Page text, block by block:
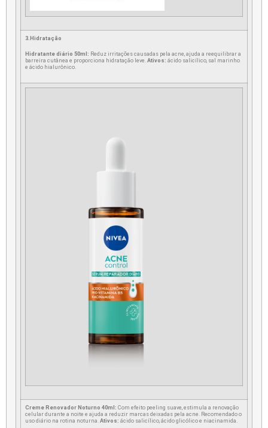
3.Hidratação
Hidratante diário 50ml: Reduz irritações causadas pela acne, ajuda a reequilibrar a
barreira cutânea e proporciona hidratação leve. Ativos: ácido salicílico, sal marinho
e ácido hialurônico.
Creme Renovador Noturno 40ml: Com efeito peeling suave, estimula a renovação
celular durante a noite e ajuda a reduzir marcas deixadas pela acne. Recomendado o
uso diário na rotina noturna. Ativos: ácido salicílico, ácido glicólico e niacinamida.